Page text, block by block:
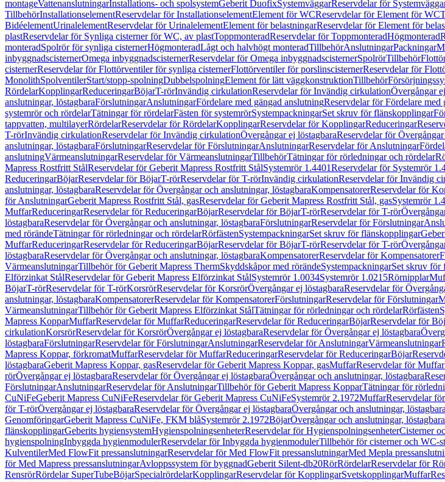
montageVattenanslutningarInstallations- och spolsystemGeberit DuofixSystemväggarReservdelar för
TillbehörInstallationselementReservdelar för InstallationselementElement för WCReservdelar för Element för WC
BidéelementUrinalelementReservdelar för UrinalelementElement för belastningarReservdelar för Element för
plastReservdelar för Synliga cisterner för WC, av plastToppmonteradReservdelar för ToppmonteradHögmonterad
monteradSpolrör för synliga cisternerHögmonteradLågt och halvhögt monteradTillbehörAnslutningarPackningar
inbyggnadscisternerOmega inbyggnadscisternerReservdelar för Omega inbyggnadscisternerSpolrörTillbehör
cisternerReservdelar för Flottörventiler för synliga cisternerFlottörventiler för porslinscisternerReservdelar för
MonolithSpolventilerStart/stopp-spolningDubbelspolningElement för lätt väggkonstruktionTillbehör
RördelarKopplingarReduceringarBöjarT-rörInvändig cirkulationReservdelar för Invändig cirkulationÖvergångar
anslutningar, löstagbaraFörslutningarAnslutningarFördelare med gängad anslutningReservdelar för Fördelare med
systemrör och rördelarTätningar för rördelarFästen för systemrörSystempackningarSet skruv för flänskopplingar
tappvatten, multilayerRördelarReservdelar för RördelarKopplingarReservdelar för KopplingarReduceringar
T-rörInvändig cirkulationReservdelar för Invändig cirkulationÖvergångar ej löstagbaraReservdelar för
anslutningar, löstagbaraFörslutningarReservdelar för FörslutningarAnslutningarReservdelar för Anslutningar
anslutningVärmeanslutningarReservdelar för VärmeanslutningarTillbehörTätningar för rörledningar och rördelar
Mapress Rostfritt StålReservdelar för Geberit Mapress Rostfritt StålSystemrör 1.4401Reservdelar för Systemrör
ReduceringarBöjarReservdelar för BöjarT-rörReservdelar för T-rörInvändig cirkulationReservdelar för Invändig
anslutningar, löstagbaraReservdelar för Övergångar och anslutningar, löstagbaraKompensatorerReservdelar för
för AnslutningarGeberit Mapress Rostfritt Stål, gasReservdelar för Geberit Mapress Rostfritt Stål, gasSystemrör
MuffarReduceringarReservdelar för ReduceringarBöjarReservdelar för BöjarT-rörReservdelar för T-rör
löstagbaraReservdelar för Övergångar och anslutningar, löstagbaraFörslutningarReservdelar för Förslutningar
med rörändeTätningar för rörledningar och rördelarRörfästenSystempackningarSet skruv för flänskopplingar
MuffarReduceringarReservdelar för ReduceringarBöjarReservdelar för BöjarT-rörReservdelar för T-rör
löstagbaraReservdelar för Övergångar och anslutningar, löstagbaraKompensatorerReservdelar för Kompensatorer
VärmeanslutningarTillbehör för Geberit Mapress ThermSkyddskåpor med rörändeSystempackningarSet skruv för
Elförzinkat StålReservdelar för Geberit Mapress Elförzinkat StålSystemrör 1.0034Systemrör 1.0215Rörnipplar
BöjarT-rörReservdelar för T-rörKorsrörReservdelar för KorsrörÖvergångar ej löstagbaraReservdelar för
anslutningar, löstagbaraKompensatorerReservdelar för KompensatorerFörslutningarReservdelar för Förslutningar
VärmeanslutningarTillbehör för Geberit Mapress Elförzinkat StålTätningar för rörledningar och rördelarRörfästen
Mapress KopparMuffarReservdelar för MuffarReduceringarReservdelar för ReduceringarBöjarReservdelar för
cirkulationKorsrörReservdelar för KorsrörÖvergångar ej löstagbaraReservdelar för Övergångar ej löstagbara
löstagbaraFörslutningarReservdelar för FörslutningarAnslutningarReservdelar för AnslutningarVärmeanslutningar
Mapress Koppar, förkromatMuffarReservdelar för MuffarReduceringarReservdelar för ReduceringarBöjar
löstagbaraGeberit Mapress Koppar, gasReservdelar för Geberit Mapress Koppar, gasMuffarReservdelar för Muffar
rörÖvergångar ej löstagbaraReservdelar för Övergångar ej löstagbaraÖvergångar och anslutningar, löstagbara
FörslutningarAnslutningarReservdelar för AnslutningarTillbehör för Geberit Mapress KopparTätningar för
CuNiFeGeberit Mapress CuNiFeReservdelar för Geberit Mapress CuNiFeSystemrör 2.1972MuffarReservdelar
för T-rörÖvergångar ej löstagbaraReservdelar för Övergångar ej löstagbaraÖvergångar och anslutningar, löstagbara
GenomföringarGeberit Mapress CuNiFe, FKM blåSystemrör 2.1972BöjarÖvergångar och anslutningar, löstagbara
flänskopplingarGeberits hygiensystemHygienspolningsenheterReservdelar för HygienspolningsenheterCisterner
hygienspolningInbyggda hygienmodulerReservdelar för Inbyggda hygienmodulerTillbehör för cisterner och WC-
KulventilerMed FlowFit pressanslutningarReservdelar för Med FlowFit pressanslutningarMed Mepla
för Med Mapress pressanslutningarAvloppssystem för byggnadGeberit Silent-db20RörRördelarReservdelar för
RensrörRördelar SuperTubeBöjarSpecialrördelarKopplingarReservdelar för KopplingarSvetskopplingarMuffar